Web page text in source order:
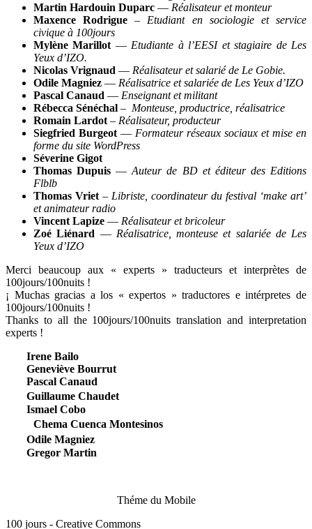
Martin Hardouin Duparc — Réalisateur et monteur
Maxence Rodrigue – Etudiant en sociologie et service
civique à 100jours
Mylène Marillot — Etudiante à l’EESI et stagiaire de Les
Yeux d’IZO.
Nicolas Vrignaud — Réalisateur et salarié de Le Gobie.
Odile Magniez — Réalisatrice et salariée de Les Yeux d’IZO
Pascal Canaud — Enseignant et militant
Rébecca Sénéchal – Monteuse, productrice , réalisatrice
Romain Lardot – Réalisateur, producteur
Siegfried Burgeot — Formateur réseaux sociaux et mise en
forme du site WordPress
Séverine Gigot
Thomas Dupuis —Auteur de BD et éditeur des Editions
Flblb
Thomas Vriet – Libriste, coordinateur du festival ‘make art’
et animateur radio
Vincent Lapize — Réalisateur et bricoleur
Zoé Liénard — Réalisatrice, monteuse et salariée de Les
Yeux d’IZO
Merci beaucoup aux « experts » traducteurs et interprètes de
100jours/100nuits !
¡ Muchas gracias a los « expertos » traductores e intérpretes de
100jours/100nuits !
Thanks to all the 100jours/100nuits translation and interpretation
experts !
Irene Bailo
Geneviève Bourrut
Pascal Canaud
Guillaume Chaudet
Ismael Cobo
Chema Cuenca Montesinos
Odile Magniez
Gregor Martin
Théme du Mobile
100 jours - Creative Commons